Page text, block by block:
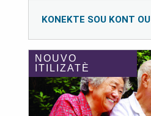
KONEKTE SOU KONT OU
NOUVO
ITILIZATÈ